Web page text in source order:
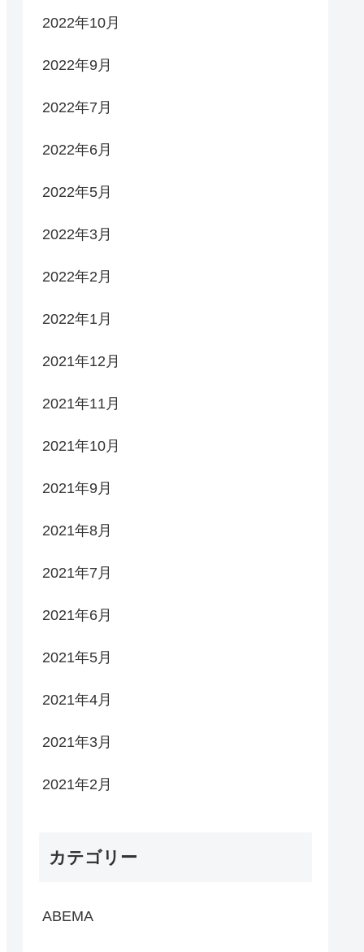
2022年10月
2022年9月
2022年7月
2022年6月
2022年5月
2022年3月
2022年2月
2022年1月
2021年12月
2021年11月
2021年10月
2021年9月
2021年8月
2021年7月
2021年6月
2021年5月
2021年4月
2021年3月
2021年2月
カテゴリー
ABEMA